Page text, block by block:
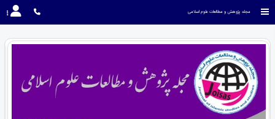
مجله پژوهش و مطالعات علوم اسلامی